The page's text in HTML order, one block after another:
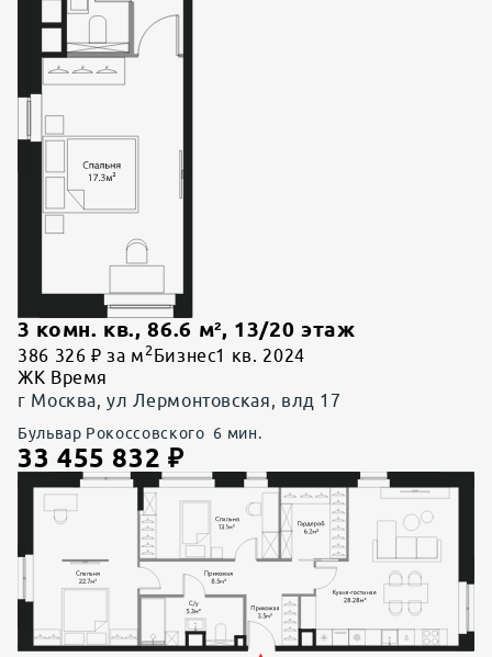
3 комн. кв., 86.6 м², 13/20 этаж
386 326 ₽ за м 2 Бизнес1 кв. 2024
ЖК Время
г Москва, ул Лермонтовская, влд 17
Бульвар Рокоссовского 6 мин.
33 455 832 ₽